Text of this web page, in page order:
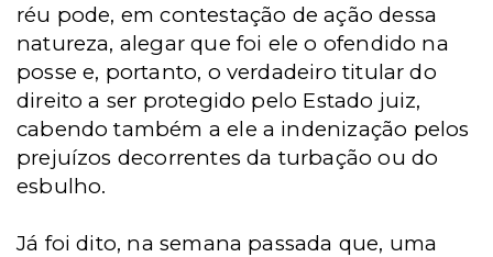
réu pode, em contestação de ação dessa
natureza, alegar que foi ele o ofendido na
posse e, portanto, o verdadeiro titular do
direito a ser protegido pelo Estado juiz,
cabendo também a ele a indenização pelos
prejuízos decorrentes da turbação ou do
esbulho.
Já foi dito, na semana passada que, uma